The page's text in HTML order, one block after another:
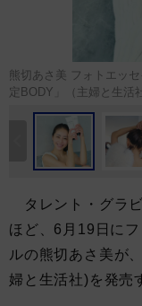
熊切あさ美 フォトエッ
定BODY」（主婦と生活
タレント・グラ
ほど、6月19日に
ルの熊切あさ美が
婦と生活社)を発売